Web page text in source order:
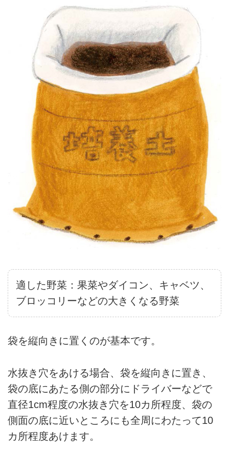
適した野菜：果菜やダイコン、キャベツ、
ブロッコリーなどの大きくなる野菜
袋を縦向きに置くのが基本です。
水抜き穴をあける場合、袋を縦向きに置き、
袋の底にあたる側の部分にドライバーなどで
直径1cm程度の水抜き穴を10カ所程度、袋の
側面の底に近いところにも全周にわたって10
カ所程度あけます。